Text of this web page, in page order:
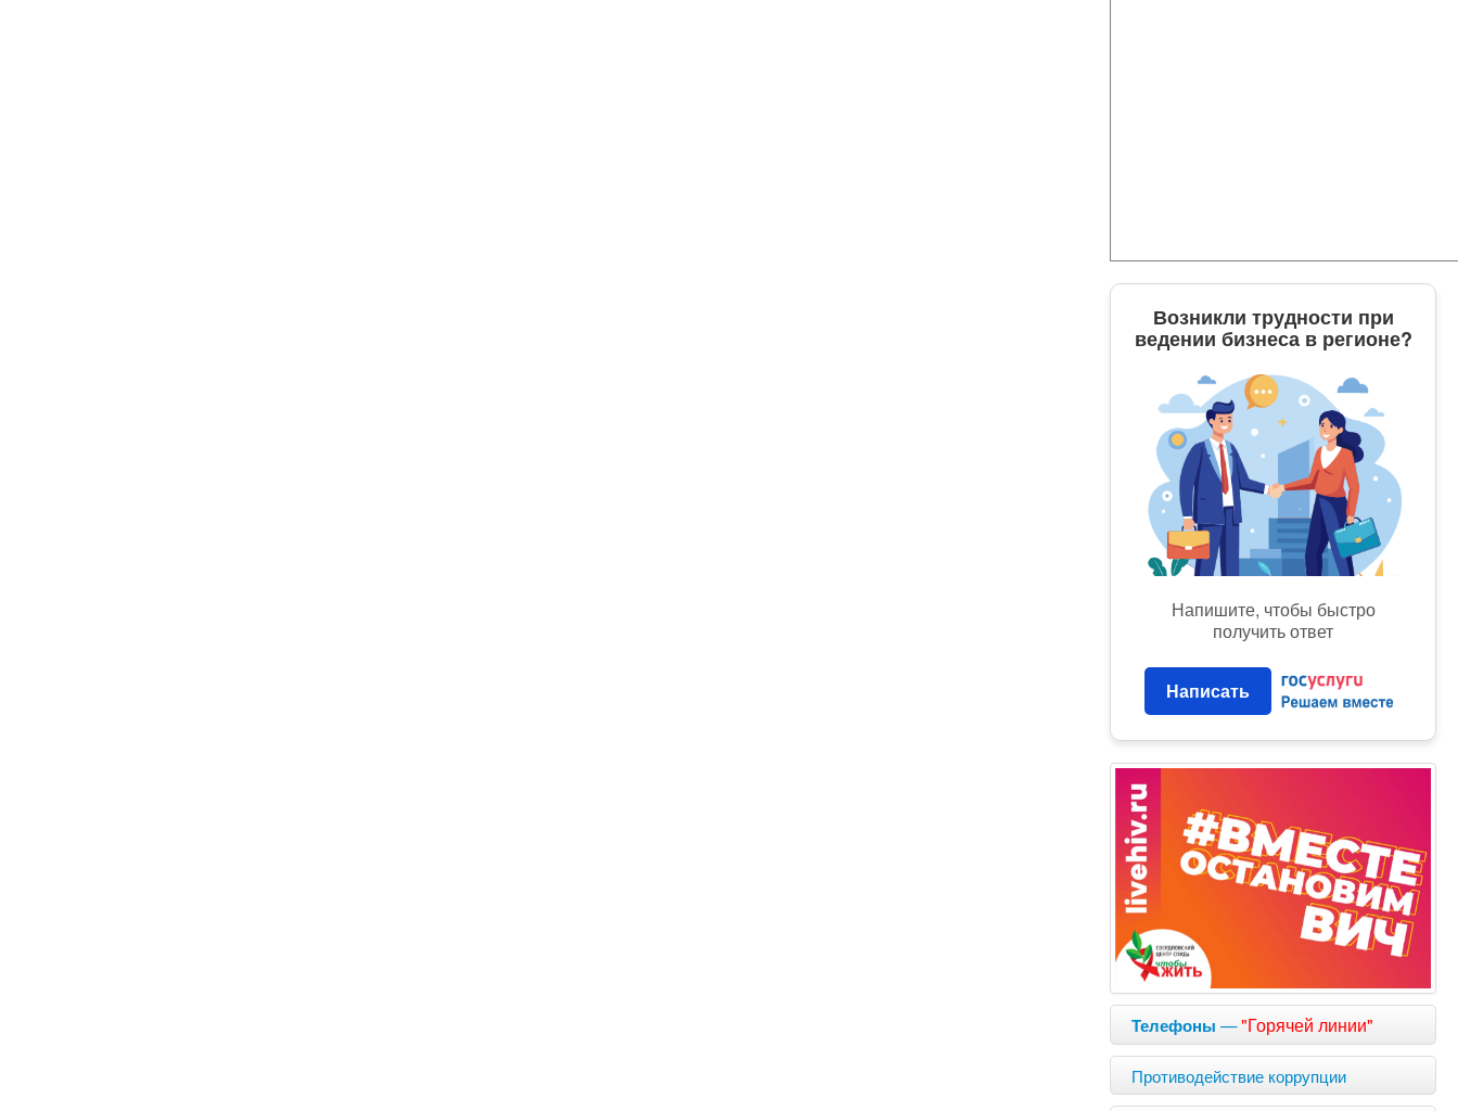
Возникли трудности при
ведении бизнеса в регионе?
Напишите, чтобы быстро
получить ответ
Написать
Телефоны —"Горячей линии"
Противодействие коррупции